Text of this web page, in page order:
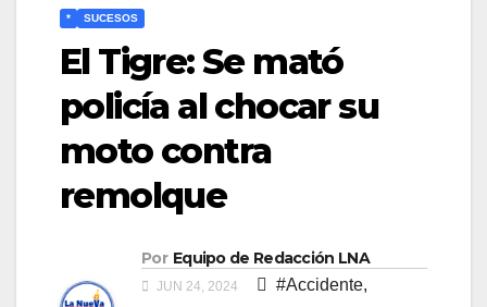
* SUCESOS
El Tigre: Se mató
policía al chocar su
moto contra
remolque
Por Equipo de Redacción LNA
JUN 24, 2024 #Accidente,